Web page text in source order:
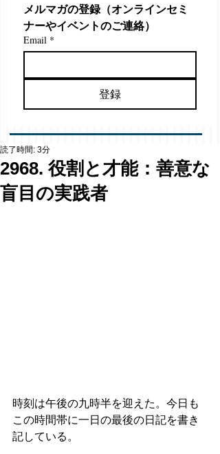
メルマガの登録（オンラインセミ
ナーやイベントのご連絡）
Email *
登録
2968. 役割と才能：善意な
盲目の実践者
読了時間: 3分
時刻は午後の九時半を迎えた。今日も
この時間帯に一日の最後の日記を書き
記している。